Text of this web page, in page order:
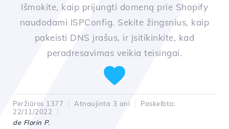
Išmokite, kaip prijungti domeną prie Shopify
naudodami ISPConfig. Sekite žingsnius, kaip
pakeisti DNS įrašus, ir įsitikinkite, kad
peradresavimas veikia teisingai.
Peržiūros 1377 Atnaujinta 3 ani
Paskelbta:
22/11/2022
de Florin P.